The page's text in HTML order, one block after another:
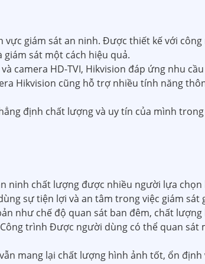
giám sát an ninh. Được thiết kế với
sát một cách hiệu quả.
camera HD-TVI, Hikvision đáp ứng nhu
Hikvision cũng hỗ trợ nhiều tính năng
định chất lượng và uy tín của mình
ninh chất lượng được nhiều người lựa
sự tiện lợi và an tâm trong việc giám sát
như chế độ quan sát ban đêm, chất
trình Được người dùng có thể quan
mang lại chất lượng hình ảnh tốt, ổn